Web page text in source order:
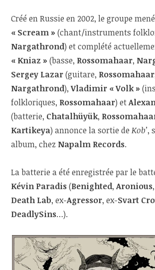
Créé en Russie en 2002, le groupe
« Scream »(chant/instruments
Nargathrond) et complété
« Kniaz »(basse, Rossomahaar,
Sergey Lazar(guitare, Rossomahaar
Nargathrond),Vladimir « Volk »
folkloriques, Rossomahaar) et
(batterie, Chatalhüyük,
Kartikeya) annonce la sortie deKob’,
album, chez Napalm Records.
La batterie a été enregistrée par le
Kévin Paradis(Benighted,Aronious,
Death Lab, ex-Agressor, ex-Svart
DeadlySins…).